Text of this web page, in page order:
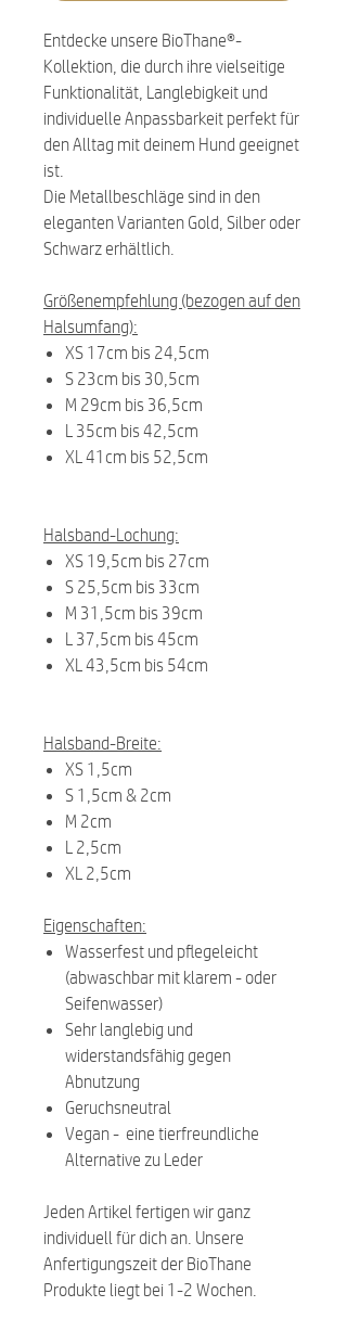
Entdecke unsere BioThane®-
Kollektion, die durch ihre vielseitige
Funktionalität, Langlebigkeit und
individuelle Anpassbarkeit perfekt für
den Alltag mit deinem Hund geeignet
ist.
Die Metallbeschläge sind in den
eleganten Varianten Gold, Silber oder
Schwarz erhältlich.
Größenempfehlung (bezogen auf den
Halsumfang):
XS 17cm bis 24,5cm
S 23cm bis 30,5cm
M 29cm bis 36,5cm
L 35cm bis 42,5cm
XL 41cm bis 52,5cm
Halsband-Lochung:
XS 19,5cm bis 27cm
S 25,5cm bis 33cm
M 31,5cm bis 39cm
L 37,5cm bis 45cm
XL 43,5cm bis 54cm
Halsband-Breite:
XS 1,5cm
S 1,5cm & 2cm
M 2cm
L 2,5cm
XL 2,5cm
Eigenschaften:
Wasserfest und pflegeleicht
(abwaschbar mit klarem - oder
Seifenwasser)
Sehr langlebig und
widerstandsfähig gegen
Abnutzung
Geruchsneutral
Vegan - eine tierfreundliche
Alternative zu Leder
Jeden Artikel fertigen wir ganz
individuell für dich an. Unsere
Anfertigungszeit der BioThane
Produkte liegt bei 1-2 Wochen.